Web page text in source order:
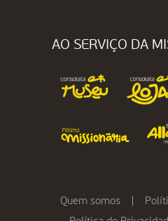
AO SERVIÇO DA
Quem somos